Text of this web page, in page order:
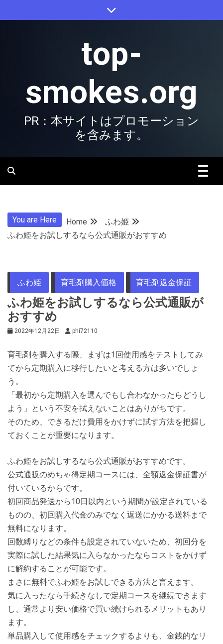
to
top-
smokes.org
PR：本サイトはプロモーション
を含みます。
You are Here Home
ふわ姫
ふわ姫をお試しするなら公式通販がおすすめ
ふわ姫 育毛剤購入価格 育毛剤返金保証
ふわ姫をお試しするなら公式通販が
おすすめ
2022年12月22日 phi72110
育毛剤を購入する際、まずは1回使用感をテストしてみ
てから定期購入に移行したいと考える方は多いでしょ
う。
「最初から定期購入を選んでもし合わなかったらどうし
よう」という不安を拭えないことはありがちです。
そのため、できるだけ費用をかけずに試す方法を把握し
ておくことが重要になります。
ふわ姫をお試しするなら公式通販がおすすめです。
公式通販のめちゃ得定期コースには、全額返金保証書が
付いているからです。
初回商品発送から10日以内という期間が設定されている
ものの、初回購入代金のみでなく返送にかかる送料まで
無料になります。
回数縛りなどの条件も設定されていないため、初回分を
実際に試した結果気に入らなかったならコストをかけず
に解約することが可能です。
まさに無料でふわ姫をお試しできる方法と言えます。
気に入ったなら手続きなしで定期コースを継続できます
し、通常より安い価格で買い続けられるメリットもあり
ます。
単品購入して使用感をチェックするよりも、金銭的なリ